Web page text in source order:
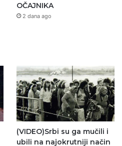
OČAJNIKA
2 dana ago
(VIDEO)Srbi su ga mučili i
ubili na najokrutniji način